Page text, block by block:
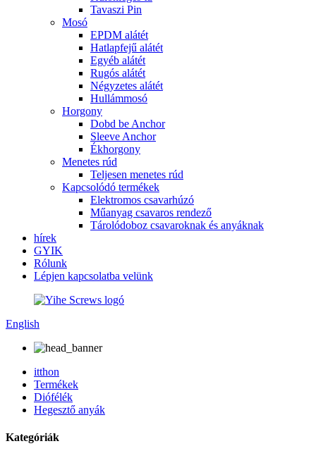
Tavaszi Pin
Mosó
EPDM alátét
Hatlapfejű alátét
Egyéb alátét
Rugós alátét
Négyzetes alátét
Hullámmosó
Horgony
Dobd be Anchor
Sleeve Anchor
Ékhorgony
Menetes rúd
Teljesen menetes rúd
Kapcsolódó termékek
Elektromos csavarhúzó
Műanyag csavaros rendező
Tárolódoboz csavaroknak és anyáknak
hírek
GYIK
Rólunk
Lépjen kapcsolatba velünk
English
itthon
Termékek
Diófélék
Hegesztő anyák
Kategóriák